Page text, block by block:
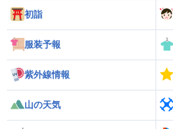
初詣
服装予報
紫外線情報
山の天気